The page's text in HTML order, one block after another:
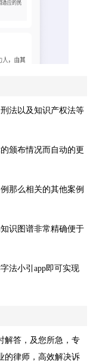
法以及知识产权法等
颁布情况而自动的更
那么相关的其他案例
识图谱非常精确便于
法小引app即可实现
解答，及您所急，专
的律师，高效解决诉